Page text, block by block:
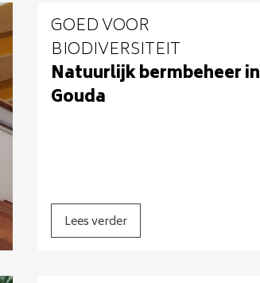
GOED VOOR
BIODIVERSITEIT
Natuurlijk bermbeheer in
Gouda
Lees verder